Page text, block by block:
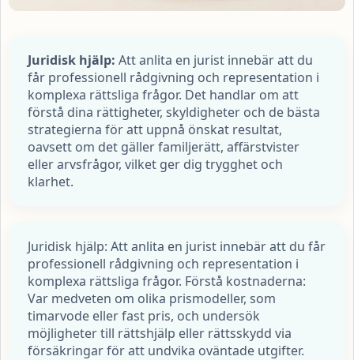
Juridisk hjälp: Att anlita en jurist innebär att du
får professionell rådgivning och representation i
komplexa rättsliga frågor. Det handlar om att
förstå dina rättigheter, skyldigheter och de bästa
strategierna för att uppnå önskat resultat,
oavsett om det gäller familjerätt, affärstvister
eller arvsfrågor, vilket ger dig trygghet och
klarhet.
Juridisk hjälp: Att anlita en jurist innebär att du får
professionell rådgivning och representation i
komplexa rättsliga frågor. Förstå kostnaderna:
Var medveten om olika prismodeller, som
timarvode eller fast pris, och undersök
möjligheter till rättshjälp eller rättsskydd via
försäkringar för att undvika oväntade utgifter.